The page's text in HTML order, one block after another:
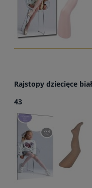
Rajstopy dziecięce
43